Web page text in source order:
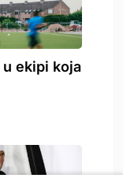
ekipi koja